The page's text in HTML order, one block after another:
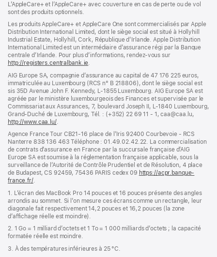
une
fenêtre)
L’AppleCare+ et l’AppleCare+ avec couver­ture en cas de perte ou de vol
sont des pro­duits optionnels.
Les produits AppleCare+ et AppleCare One sont commercialisés par Apple
Distribution International Limited, dont le siège social est situé à Hollyhill
Industrial Estate, Hollyhill, Cork, République d’Irlande. Apple Distribution
International Limited est un intermédiaire d’assurance régi par la Banque
centrale d’Irlande. Pour plus d’informations, rendez-vous sur
http://registers.centralbank.ie(s’ouvre
une
nouvelle
fenêtre)
.
AIG Europe SA, compagnie d’assurance au capital de 47 176 225 euros,
immatriculée au Luxembourg (RCS n° B 218806), dont le siège social est
sis 35D Avenue John F. Kennedy, L-1855 Luxembourg. AIG Europe SA est
agréée par le ministère luxembourgeois des Finances et supervisée par le
Commissariat aux Assurances, 7, boulevard Joseph II, L-1840 Luxembourg,
Grand-Duché de Luxembourg, Tél. : (+352) 22 69 11 - 1, caa@caa.lu,
http://www.caa.lu/(s’ouvre
une
nouvelle
fenêtre)
.
Agence France Tour CB21-16 place de l’Iris 92400 Courbevoie - RCS
Nanterre 838 136 463 Téléphone : 01.49.02.42.22. La commercialisation
de contrats d’assurance en France par la succursale française d’AIG
Europe SA est soumise à la réglementation française applicable, sous la
surveillance de l’Autorité de Contrôle Prudentiel et de Résolution, 4 place
de Budapest, CS 92459, 75436 PARIS cedex 09 https://acpr.banque-
france.fr/(s’ouvre
une
nouvelle
fenêtre)
.
1. L’écran des MacBook Pro 14 pouces et 16 pouces présente des angles
arrondis au sommet. Si l’on mesure ces écrans comme un rectangle, leur
diagonale fait respectivement 14,2 pouces et 16,2 pouces (la zone
d’affichage réelle est moindre).
2. 1 Go = 1 milliard d’octets et 1 To = 1 000 milliards d’octets ; la capacité
formatée réelle est moindre.
3. À des températures inférieures à 25 °C.